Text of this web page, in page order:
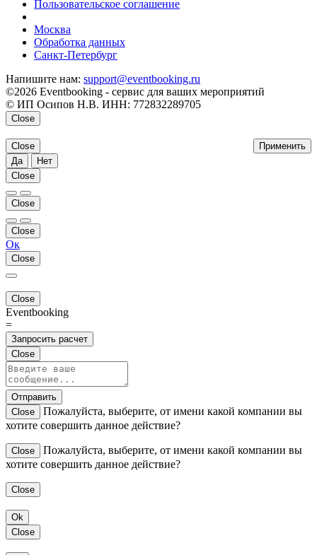
Пользовательское соглашение
Москва
Обработка данных
Санкт-Петербург
Напишите нам: support@eventbooking.ru
©2026 Eventbooking - сервис для ваших мероприятий
© ИП Осипов Н.В. ИНН: 772832289705
Close
Применить
Close
Да
Нет
Close
Close
Close
Ок
Close
Close
Eventbooking
=
Запросить расчет
Close
Отправить
Close
Пожалуйста, выберите, от имени какой компании вы
хотите совершить данное действие?
Close
Пожалуйста, выберите, от имени какой компании вы
хотите совершить данное действие?
Close
Ok
Close